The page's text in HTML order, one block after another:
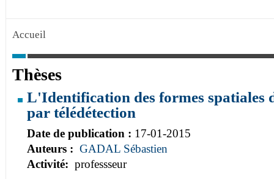
Accueil
Thèses
L'Identification des formes spatiales
par télédétection
Date de publication : 17-01-2015
Auteurs : GADAL Sébastien
Activité: professseur